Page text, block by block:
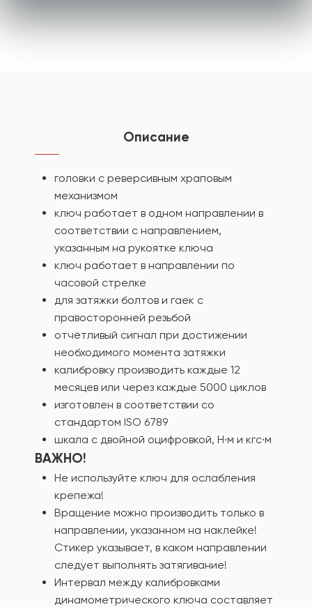
Описание
головки с реверсивным храповым
механизмом
ключ работает в одном направлении в
соответствии с направлением,
указанным на рукоятке ключа
ключ работает в направлении по
часовой стрелке
для затяжки болтов и гаек с
правосторонней резьбой
отчётливый сигнал при достижении
необходимого момента затяжки
калибровку производить каждые 12
месяцев или через каждые 5000 циклов
изготовлен в соответствии со
стандартом ISO 6789
шкала с двойной оцифровкой, Н∙м и кгс∙м
ВАЖНО!
Не используйте ключ для ослабления
крепежа!
Вращение можно производить только в
направлении, указанном на наклейке!
Стикер указывает, в каком направлении
следует выполнять затягивание!
Интервал между калибровками
динамометрического ключа составляет